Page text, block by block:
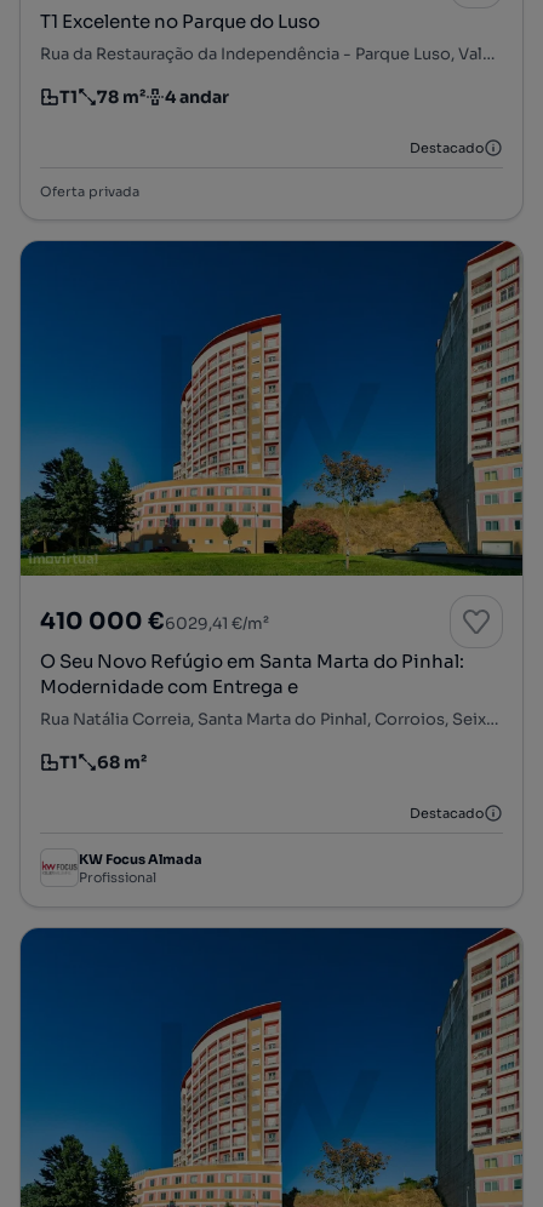
T1 Excelente no Parque do Luso
Rua da Restauração da Independência - Parque Luso, Vale de Milhaços, Corroios, Seixal, Setúbal
Tipologia
T1
Preço por metro quadrado
78 m²
Andar 4 andar
Destacado
Oferta privada
410 000 €6029,41 €/m²
O Seu Novo Refúgio em Santa Marta do Pinhal:
Modernidade com Entrega e
Rua Natália Correia, Santa Marta do Pinhal, Corroios, Seixal, Setúbal
Tipologia
T1
Preço por metro quadrado
68 m²
Destacado
KW Focus Almada
Profissional